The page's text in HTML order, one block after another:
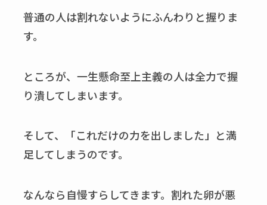
普通の人は割れないようにふんわりと握りま
す。
ところが、一生懸命至上主義の人は全力で握
り潰してしまいます。
そして、「これだけの力を出しました」と満
足してしまうのです。
なんなら自慢すらしてきます。割れた卵が悪